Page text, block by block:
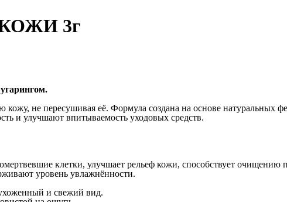
3г
не пересушивая её. Формула создана на основе натуральных
и улучшают впитываемость уходовых средств.
клетки, улучшает рельеф кожи, способствует очищению
уровень увлажнённости.
и свежий вид.